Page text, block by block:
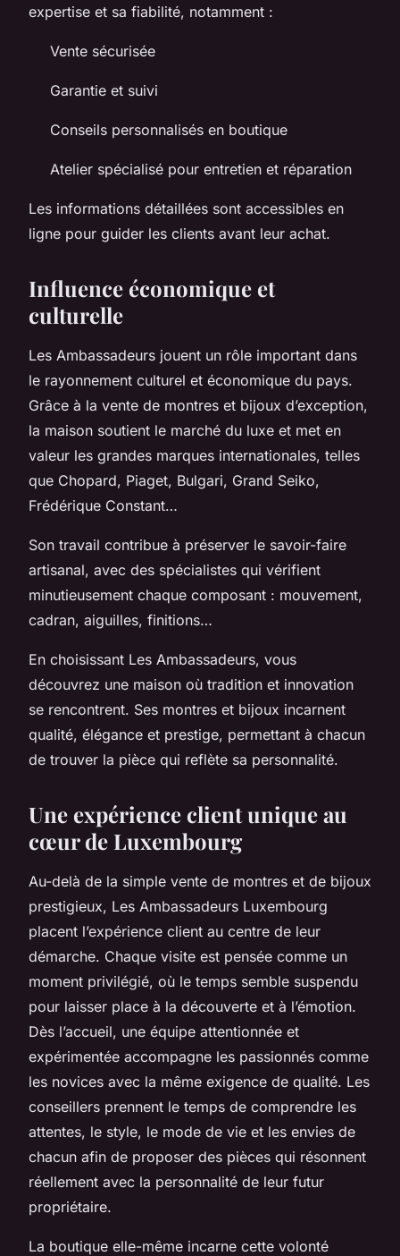
expertise et sa fiabilité, notamment :
Vente sécurisée
Garantie et suivi
Conseils personnalisés en boutique
Atelier spécialisé pour entretien et réparation
Les informations détaillées sont accessibles en
ligne pour guider les clients avant leur achat.
Influence économique et
culturelle
Les Ambassadeurs jouent un rôle important dans
le rayonnement culturel et économique du pays.
Grâce à la vente de montres et bijoux d’exception,
la maison soutient le marché du luxe et met en
valeur les grandes marques internationales, telles
que Chopard, Piaget, Bulgari, Grand Seiko,
Frédérique Constant…
Son travail contribue à préserver le savoir-faire
artisanal, avec des spécialistes qui vérifient
minutieusement chaque composant : mouvement,
cadran, aiguilles, finitions…
En choisissant Les Ambassadeurs, vous
découvrez une maison où tradition et innovation
se rencontrent. Ses montres et bijoux incarnent
qualité, élégance et prestige, permettant à chacun
de trouver la pièce qui reflète sa personnalité.
Une expérience client unique au
cœur de Luxembourg
Au-delà de la simple vente de montres et de bijoux
prestigieux, Les Ambassadeurs Luxembourg
placent l’expérience client au centre de leur
démarche. Chaque visite est pensée comme un
moment privilégié, où le temps semble suspendu
pour laisser place à la découverte et à l’émotion.
Dès l’accueil, une équipe attentionnée et
expérimentée accompagne les passionnés comme
les novices avec la même exigence de qualité. Les
conseillers prennent le temps de comprendre les
attentes, le style, le mode de vie et les envies de
chacun afin de proposer des pièces qui résonnent
réellement avec la personnalité de leur futur
propriétaire.
La boutique elle-même incarne cette volonté